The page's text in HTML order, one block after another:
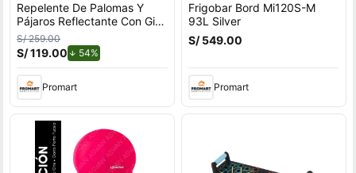
Repelente De Palomas Y
Pájaros Reflectante Con Giro
Por Viento Para Exteriores
Con Soporte en U
S/ 259.00
S/ 119.00 54%
Promart
Frigobar Bord Mi120S-M
93L Silver
S/ 549.00
Promart